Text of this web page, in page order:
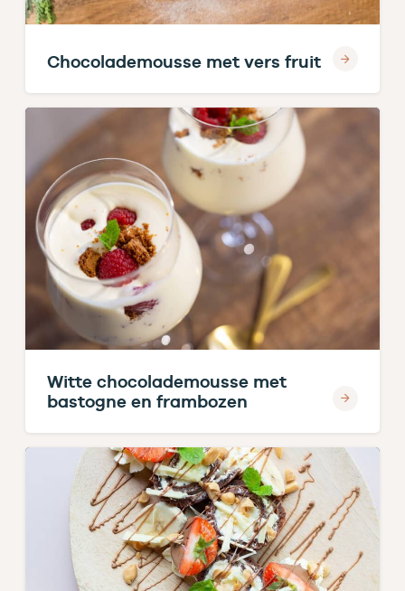
Chocolademousse met vers fruit
Witte chocolademousse met
bastogne en frambozen